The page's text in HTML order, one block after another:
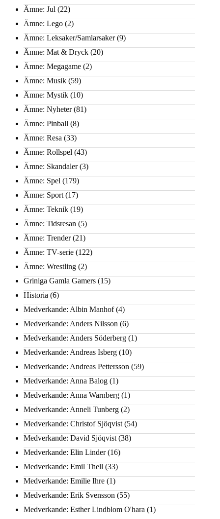
Ämne: Jul (22)
Ämne: Lego (2)
Ämne: Leksaker/Samlarsaker(9)
Ämne: Mat & Dryck (20)
Ämne: Megagame (2)
Ämne: Musik (59)
Ämne: Mystik (10)
Ämne: Nyheter(81)
Ämne: Pinball (8)
Ämne: Resa (33)
Ämne: Rollspel (43)
Ämne: Skandaler(3)
Ämne: Spel (179)
Ämne: Sport (17)
Ämne: Teknik (19)
Ämne: Tidsresan (5)
Ämne: Trender(21)
Ämne: TV-serie (122)
Ämne: Wrestling (2)
Griniga Gamla Gamers (15)
Historia (6)
Medverkande: Albin Manhof(4)
Medverkande: Anders Nilsson (6)
Medverkande: Anders Söderberg (1)
Medverkande: Andreas Isberg (10)
Medverkande: Andreas Pettersson (59)
Medverkande: Anna Balog (1)
Medverkande: Anna Warnberg (1)
Medverkande: Anneli Tunberg (2)
Medverkande: Christof Sjöqvist (54)
Medverkande: David Sjöqvist (38)
Medverkande: Elin Linder(16)
Medverkande: Emil Thell (33)
Medverkande: Emilie Ihre (1)
Medverkande: Erik Svensson (55)
Medverkande: Esther Lindblom O'hara (1)